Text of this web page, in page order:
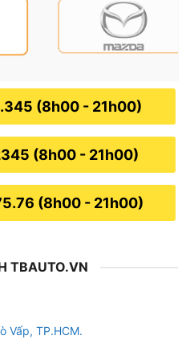
gốc từ 2 từ có trong
Dịch nghĩa một cách dễ
chiếu ở xa và đèn cos là
người dân thường gọi là
nhớ và dễ đọc.
(8h00 - 21h00)
(8h00 - 21h00)
(8h00 - 21h00)
TBAUTO.VN
Vấp, TP.HCM.